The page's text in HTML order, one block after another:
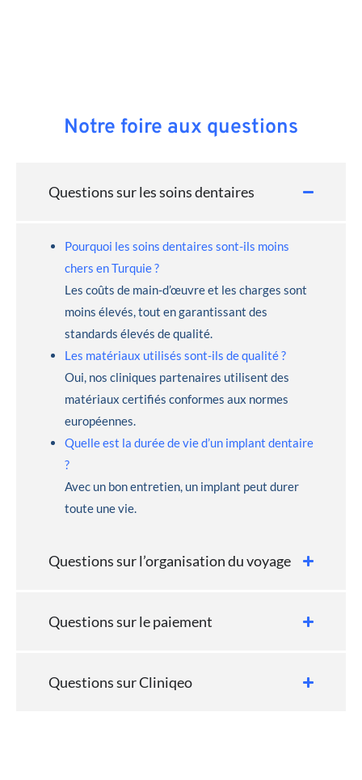
Notre foire aux questions
Questions sur les soins dentaires
Pourquoi les soins dentaires sont-ils moins
chers en Turquie ?
Les coûts de main-d’œuvre et les charges sont
moins élevés, tout en garantissant des
standards élevés de qualité.
Les matériaux utilisés sont-ils de qualité ?
Oui, nos cliniques partenaires utilisent des
matériaux certifiés conformes aux normes
européennes.
Quelle est la durée de vie d’un implant dentaire
?
Avec un bon entretien, un implant peut durer
toute une vie.
Questions sur l’organisation du voyage
Questions sur le paiement
Questions sur Cliniqeo